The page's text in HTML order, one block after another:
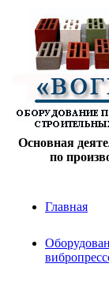
Основная
по
Главная